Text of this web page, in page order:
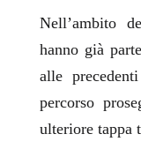
Nell’ambito
hanno già
alle
percorso
ulteriore tappa